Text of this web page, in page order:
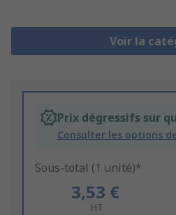
Voir la
Prix dégressifs sur
Consulter les options
Sous-total (1 unité)*
3,53 €
HT